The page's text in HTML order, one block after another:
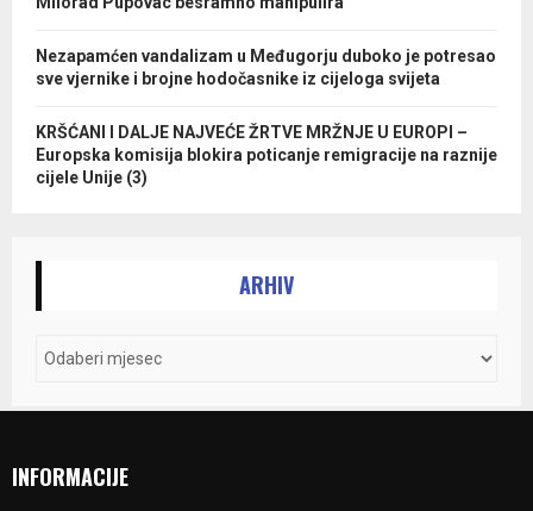
Nezapamćen vandalizam u Međugorju duboko je potresao
sve vjernike i brojne hodočasnike iz cijeloga svijeta
KRŠĆANI I DALJE NAJVEĆE ŽRTVE MRŽNJE U EUROPI –
Europska komisija blokira poticanje remigracije na raznije
cijele Unije (3)
ARHIV
INFORMACIJE